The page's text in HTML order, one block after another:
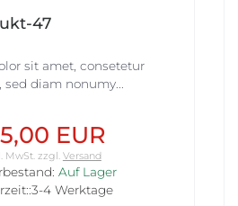
47
sit amet, consetetur
diam nonumy...
EUR
MwSt.zzgl. Versand
Auf Lager
4 Werktage